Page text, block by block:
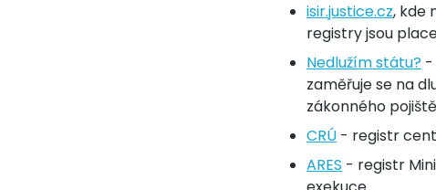
isir.justice.cz, kde
registry jsou
Nedlužím státu? -
zaměřuje se na
zákonného
CRÚ - registr
ARES - registr